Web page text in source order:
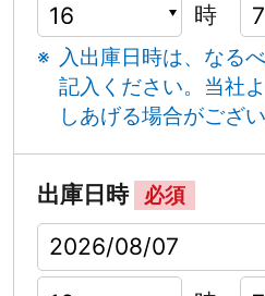
時
入出庫日時は、なる
記入ください。 当社
しあげる場合がござい
出庫日時 必須